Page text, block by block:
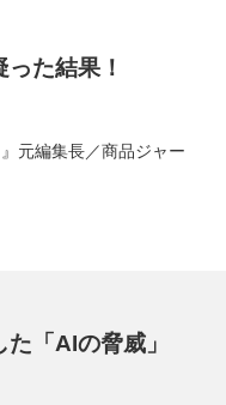
た結果！
元編集長／商品ジャー
「AIの脅威」